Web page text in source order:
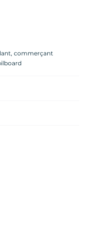
commerçant